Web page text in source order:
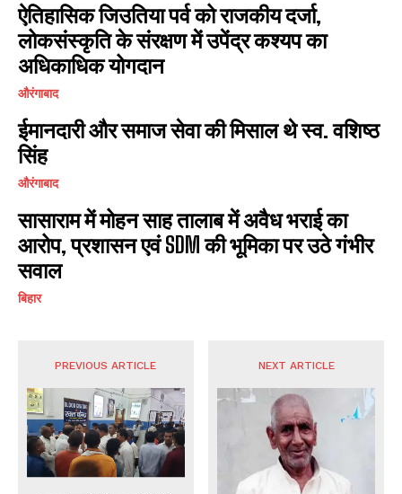
ऐतिहासिक जिउतिया पर्व को राजकीय दर्जा,
लोकसंस्कृति के संरक्षण में उपेंद्र कश्यप का
अधिकाधिक योगदान
औरंगाबाद
ईमानदारी और समाज सेवा की मिसाल थे स्व. वशिष्ठ
सिंह
औरंगाबाद
सासाराम में मोहन साह तालाब में अवैध भराई का
आरोप, प्रशासन एवं SDM की भूमिका पर उठे गंभीर
सवाल
बिहार
PREVIOUS ARTICLE NEXT ARTICLE